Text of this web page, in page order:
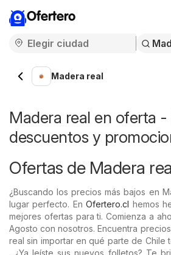
Ofertero
Madera real
Madera real en oferta -
descuentos y
Ofertas de Madera
¿Buscando los precios más bajos en
lugar perfecto. EnOfertero.cl hemos
mejores ofertas para ti. Comienza a
Agosto con nosotros. Encuentra
real sin importar en qué parte de Chile
. ¿Ya leíste sus nuevos folletos? Te